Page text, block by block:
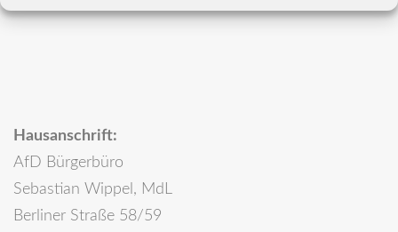
Hausanschrift:
AfD Bürgerbüro
Sebastian Wippel, MdL
Berliner Straße 58/59